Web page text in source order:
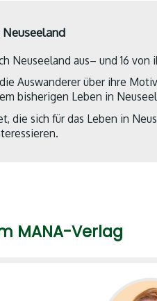
Neuseeland aus– und 16
Auswanderer über ihre
bisherigen Leben in
die sich für das Leben in
MANA-Verlag